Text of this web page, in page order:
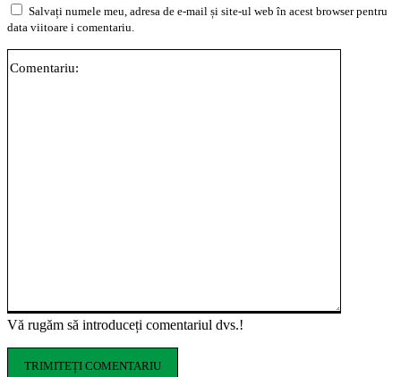
Vă rugăm să introduceți comentariul dvs.!
Salvați numele meu, adresa de e-mail și site-ul web în acest browser pentru
data viitoare i comentariu.